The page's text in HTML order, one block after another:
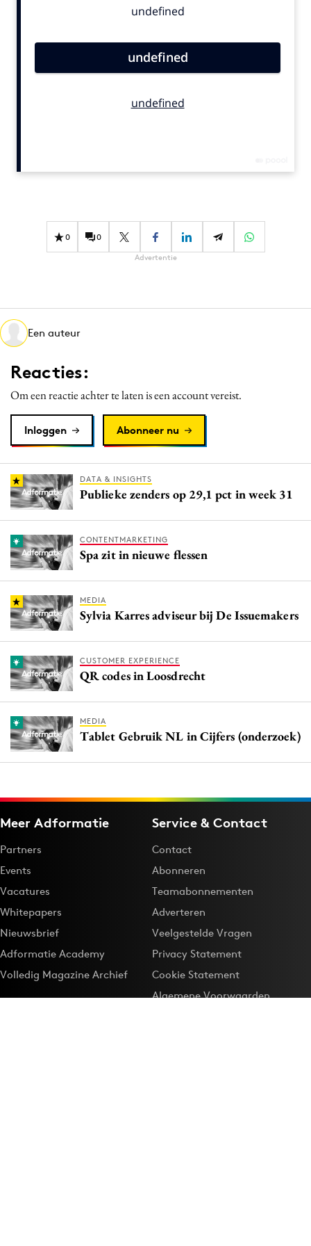
Contentmarketing
Effectiviteit
Gedragsverandering
Martech
Media
Merkstrategie
PR
Programmatic
Reputatie & crisis
0 0
Advertentie
Een auteur
Reacties:
Om een reactie achter te laten is een account vereist.
Inloggen Abonneer nu
DATA & INSIGHTS
Publieke zenders op 29,1 pct in week 31
CONTENTMARKETING
Spa zit in nieuwe flessen
MEDIA
Sylvia Karres adviseur bij De Issuemakers
CUSTOMER EXPERIENCE
QR codes in Loosdrecht
MEDIA
Tablet Gebruik NL in Cijfers (onderzoek)
Meer Adformatie
Partners
Events
Vacatures
Whitepapers
Nieuwsbrief
Adformatie Academy
Volledig Magazine Archief
Service & Contact
Contact
Abonneren
Teamabonnementen
Adverteren
Veelgestelde Vragen
Privacy Statement
Cookie Statement
Algemene Voorwaarden